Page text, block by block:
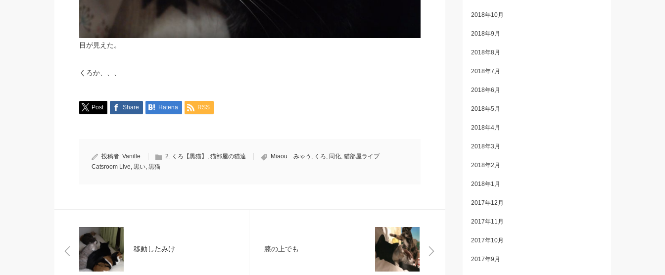
目が見えた。
くろか、、、
Post Share Hatena RSS
投稿者: Vanille 2. くろ【黒猫】 猫部屋の猫達 Miaou みゃう くろ 同化, 猫部屋ライブ
Catsroom Live 黒い, 黒猫
移動したみけ 膝の上でも
2018年10月
2018年9月
2018年8月
2018年7月
2018年6月
2018年5月
2018年4月
2018年3月
2018年2月
2018年1月
2017年12月
2017年11月
2017年10月
2017年9月